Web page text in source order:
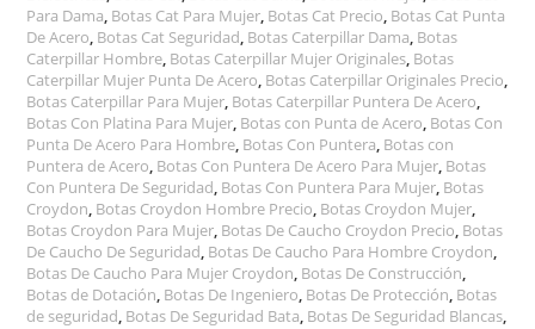
Para Dama, Botas Cat Para Mujer, Botas Cat Precio, Botas Cat Punta
De Acero, Botas Cat Seguridad, Botas Caterpillar Dama, Botas
Caterpillar Hombre, Botas Caterpillar Mujer Originales, Botas
Caterpillar Mujer Punta De Acero, Botas Caterpillar Originales Precio,
Botas Caterpillar Para Mujer, Botas Caterpillar Puntera De Acero,
Botas Con Platina Para Mujer, Botas con Punta de Acero, Botas Con
Punta De Acero Para Hombre, Botas Con Puntera, Botas con
Puntera de Acero, Botas Con Puntera De Acero Para Mujer, Botas
Con Puntera De Seguridad, Botas Con Puntera Para Mujer, Botas
Croydon, Botas Croydon Hombre Precio, Botas Croydon Mujer,
Botas Croydon Para Mujer, Botas De Caucho Croydon Precio, Botas
De Caucho De Seguridad, Botas De Caucho Para Hombre Croydon,
Botas De Caucho Para Mujer Croydon, Botas De Construcción,
Botas de Dotación, Botas De Ingeniero, Botas De Protección, Botas
de seguridad, Botas De Seguridad Bata, Botas De Seguridad Blancas,